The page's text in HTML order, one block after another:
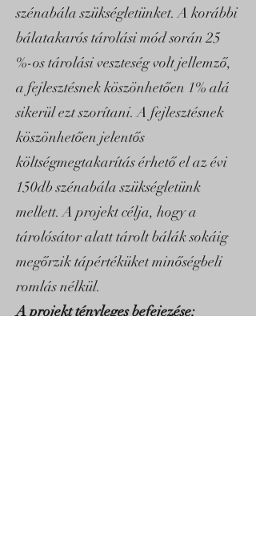
szénabála szükségletünket. A korábbi
bálatakarós tárolási mód során 25
%-os tárolási veszteség volt jellemző,
a fejlesztésnek köszönhetően 1% alá
sikerül ezt szorítani. A fejlesztésnek
köszönhetően jelentős
költségmegtakarítás érhető el az évi
150db szénabála szükségletünk
mellett. A projekt célja, hogy a
tárolósátor alatt tárolt bálák sokáig
megőrzik tápértéküket minőségbeli
romlás nélkül.
A projekt tényleges befejezése: